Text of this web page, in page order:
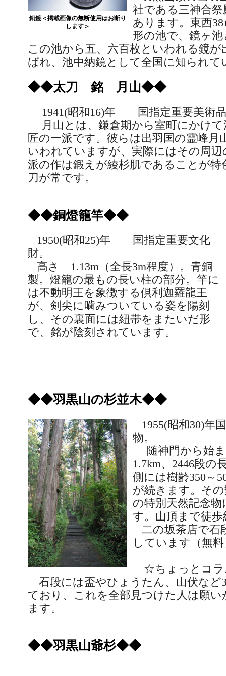
銅鏡＜掲載画像の無断使用はお断り
します＞
社である三神合
あります。東西38
形の池で、鏡ヶ
この池から五、六百枚といわれる鏡が
ばれ、池中納鏡として全国に知られて
◆◆太刀 銘 月山◆◆
1941(昭和16)年 国指定重要美術
月山とは、鎌倉期から室町にかけて
匠の一派です。彼らは出羽国の霊峰月
いわれていますが、実際にはその周
派の作は鍛えが綾杉肌であることが特
刀が常です。
◆◆銅燈籠竿◆◆
1950(昭和25)年 国指定重要文化
財。
高さ 1.13m （全長3m程度）。青銅
製。燈籠の最もの長い柱の部分。竿に
は不動明王を象徴する倶利迦羅龍王
が、剣 尖に噛みついている姿を陽刻
し、その裏面には紐帯をまたいだ形
で、銘が陰刻されています。
◆◆羽黒山の杉並木◆◆
1955(昭和30)年
物。
随神門から始
1.7km、 2446段の
側には樹齢350～
が続きます。そ
の特別天然記念
す。山頂まで徒歩
二の坂茶店で石
しています（無
☆ちょっとコ
石段には盃やひょうたん、山伏など
ており、これを全部見つけた人は願
ます。
◆◆羽黒山爺杉◆◆